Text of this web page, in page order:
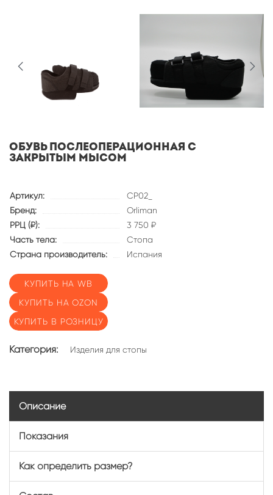
Обувь послеоперационная с
закрытым мысом
Артикул:
CP02_
Бренд:
Orliman
РРЦ (₽):
3 750 ₽
Часть тела:
Стопа
Страна производитель:
Испания
КУПИТЬ НА WB
КУПИТЬ НА OZON
КУПИТЬ В РОЗНИЦУ
Категория: Изделия для стопы
Описание
Показания
Как определить размер?